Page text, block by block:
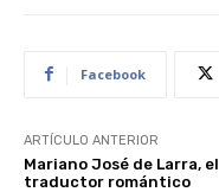
Facebook
ARTÍCULO ANTERIOR
Mariano José de Larra, el
traductor romántico